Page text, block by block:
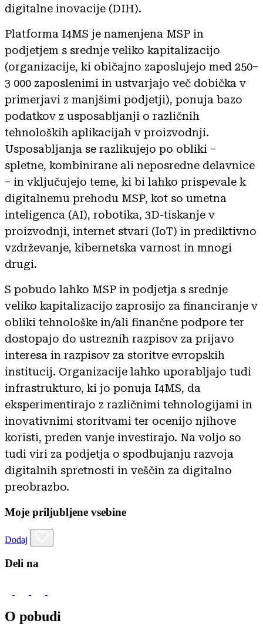
digitalne inovacije (DIH).
Platforma I4MS je namenjena MSP in
podjetjem s srednje veliko kapitalizacijo
(organizacije, ki običajno zaposlujejo med 250–
3 000 zaposlenimi in ustvarjajo več dobička v
primerjavi z manjšimi podjetji), ponuja bazo
podatkov z usposabljanji o različnih
tehnoloških aplikacijah v proizvodnji.
Usposabljanja se razlikujejo po obliki –
spletne, kombinirane ali neposredne delavnice
– in vključujejo teme, ki bi lahko prispevale k
digitalnemu prehodu MSP, kot so umetna
inteligenca (AI), robotika, 3D-tiskanje v
proizvodnji, internet stvari (IoT) in prediktivno
vzdrževanje, kibernetska varnost in mnogi
drugi.
S pobudo lahko MSP in podjetja s srednje
veliko kapitalizacijo zaprosijo za financiranje v
obliki tehnološke in/ali finančne podpore ter
dostopajo do ustreznih razpisov za prijavo
interesa in razpisov za storitve evropskih
institucij. Organizacije lahko uporabljajo tudi
infrastrukturo, ki jo ponuja I4MS, da
eksperimentirajo z različnimi tehnologijami in
inovativnimi storitvami ter ocenijo njihove
koristi, preden vanje investirajo. Na voljo so
tudi viri za podjetja o spodbujanju razvoja
digitalnih spretnosti in veščin za digitalno
preobrazbo.
Moje priljubljene vsebine
Dodaj
Deli na
O pobudi